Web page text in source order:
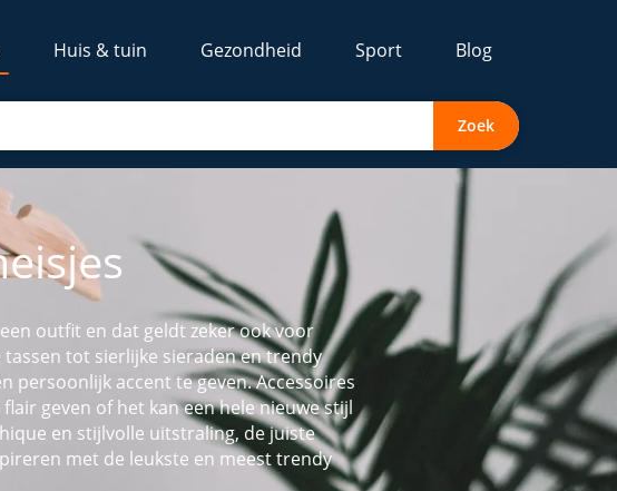
Huis & tuin Gezondheid Sport Blog
Zoek
outfit en dat geldt zeker ook voor
tot sierlijke sieraden en trendy
persoonlijk accent te geven. Accessoires
geven of het kan een hele nieuwe stijl
en stijlvolle uitstraling, de juiste
met de leukste en meest trendy